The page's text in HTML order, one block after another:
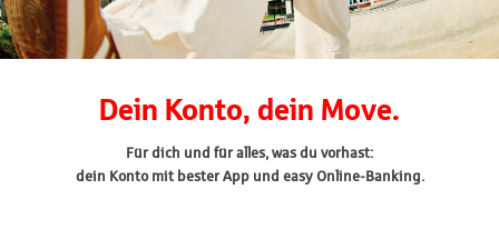
Dein Konto, dein Move.
Für dich und für alles, was du vorhast:
dein Konto mit bester App und easy Online-Banking.